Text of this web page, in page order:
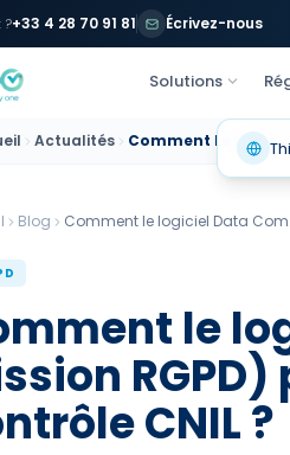
?+33 4 28 70 91 81 Écrivez-nous
Solutions
Actualités Comment Le
Blog
le
CNIL ?